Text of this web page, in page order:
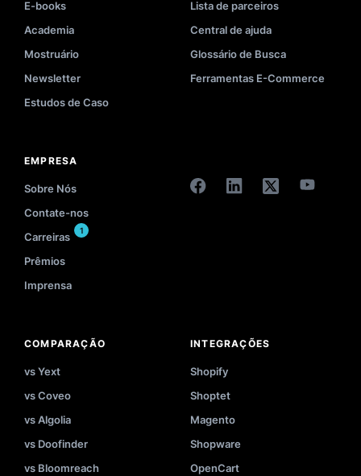
E-books
Lista de parceiros
Academia
Central de ajuda
Mostruário
Glossário de Busca
Newsletter
Ferramentas E-Commerce
Estudos de Caso
EMPRESA
Sobre Nós
Contate-nos
Carreiras
1
Prêmios
Imprensa
COMPARAÇÃO
vs Yext
vs Coveo
vs Algolia
vs Doofinder
vs Bloomreach
INTEGRAÇÕES
Shopify
Shoptet
Magento
Shopware
OpenCart